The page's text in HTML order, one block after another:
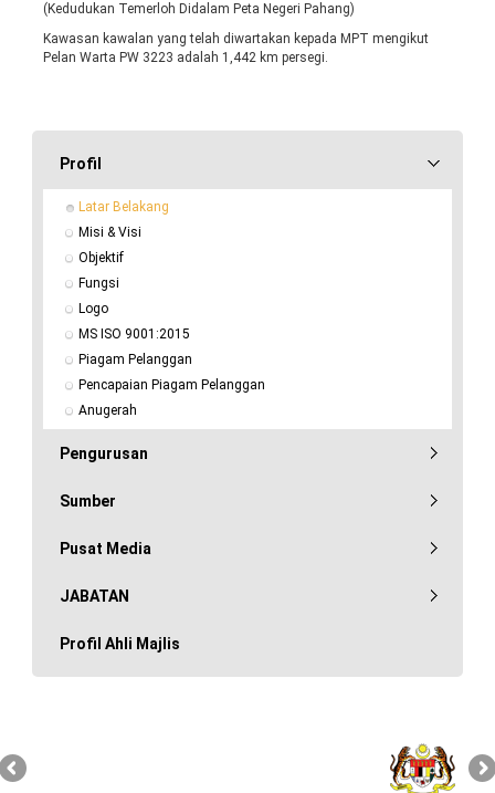
(Kedudukan Temerloh Didalam Peta Negeri Pahang)
Kawasan kawalan yang telah diwartakan kepada MPT mengikut
Pelan Warta PW 3223 adalah 1,442 km persegi.
Profil
Latar Belakang
Misi & Visi
Objektif
Fungsi
Logo
MS ISO 9001:2015
Piagam Pelanggan
Pencapaian Piagam Pelanggan
Anugerah
Pengurusan
Sumber
Pusat Media
JABATAN
Profil Ahli Majlis